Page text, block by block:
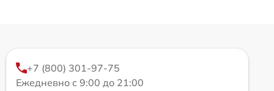
+7 (800) 301-97-75
Ежедневно с 9:00 до 21:00